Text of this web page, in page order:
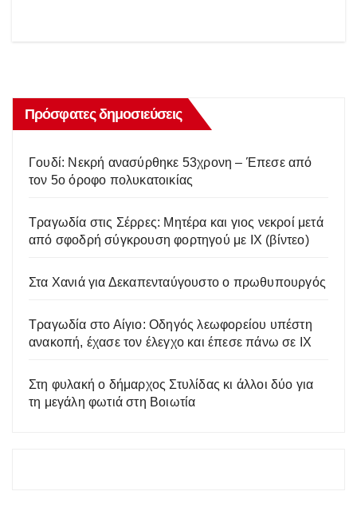
Πρόσφατες δημοσιεύσεις
Γουδί: Νεκρή ανασύρθηκε 53χρονη – Έπεσε από
τον 5ο όροφο πολυκατοικίας
Tραγωδία στις Σέρρες: Μητέρα και γιος νεκροί μετά
από σφοδρή σύγκρουση φορτηγού με ΙΧ (βίντεο)
Στα Χανιά για Δεκαπενταύγουστο ο πρωθυπουργός
Τραγωδία στο Αίγιο: Οδηγός λεωφορείου υπέστη
ανακοπή, έχασε τον έλεγχο και έπεσε πάνω σε ΙΧ
Στη φυλακή ο δήμαρχος Στυλίδας κι άλλοι δύο για
τη μεγάλη φωτιά στη Βοιωτία